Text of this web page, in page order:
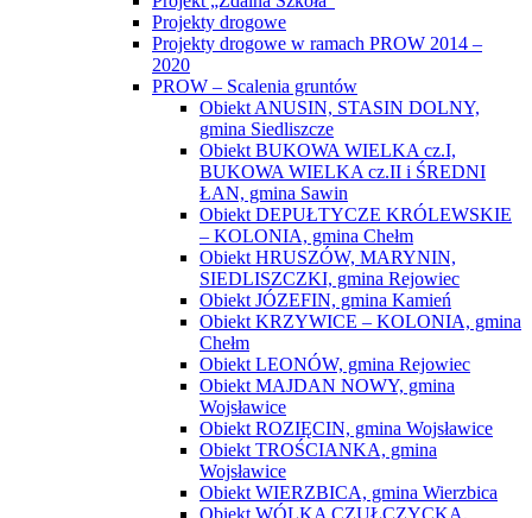
Obiekt DEPUŁTYCZE KRÓLEWSKIE
– KOLONIA, gmina Chełm
Obiekt HRUSZÓW, MARYNIN,
SIEDLISZCZKI, gmina Rejowiec
Obiekt JÓZEFIN, gmina Kamień
Obiekt KRZYWICE – KOLONIA, gmina
Chełm
Obiekt LEONÓW, gmina Rejowiec
Obiekt MAJDAN NOWY, gmina
Wojsławice
Obiekt ROZIĘCIN, gmina Wojsławice
Obiekt TROŚCIANKA, gmina
Wojsławice
Obiekt WIERZBICA, gmina Wierzbica
Obiekt WÓLKA CZUŁCZYCKA,
ZARZECZE, gmina Chełm
Operacja pn. „Scalanie gruntów obrębów
Białopole, Buśno, Kicin, Strzelce –
Kolonia i Zabudnowo, gmina Białopole,
powiat chełmski, województwo lubelskie”
Operacja pn. „Scalanie gruntów obrębów
Busówno, Busówno – Kolonia i Pniówno,
gmina Wierzbica, powiat chełmski,
województwo lubelskie”